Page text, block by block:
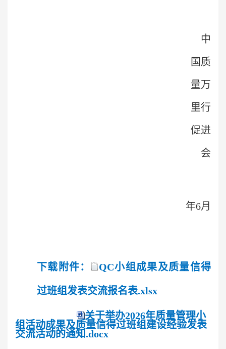
中
国质
量万
里行
促进
会
年6月
下载附件： QC小组成果及质量信得
过班组发表交流报名表.xlsx
关于举办2026年质量管理小
组活动成果及质量信得过班组建设经验发表
交流活动的通知.docx